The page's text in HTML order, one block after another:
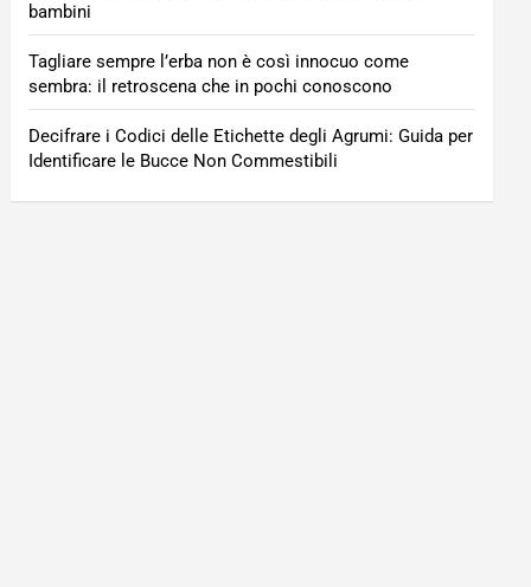
bambini
Tagliare sempre l’erba non è così innocuo come
sembra: il retroscena che in pochi conoscono
Decifrare i Codici delle Etichette degli Agrumi: Guida per
Identificare le Bucce Non Commestibili